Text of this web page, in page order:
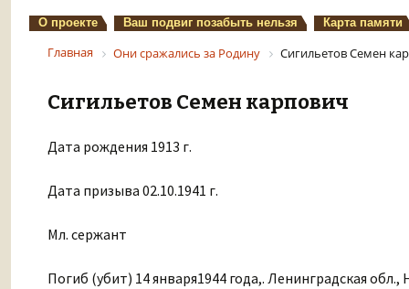
О проекте Ваш подвиг позабыть нельзя Карта памяти
Главная Они сражались за Родину Сигильетов Семен
Сигильетов Семен карпович
Дата рождения 1913 г.
Дата призыва 02.10.1941 г.
Мл. сержант
Погиб (убит) 14 января1944 года,. Ленинградская